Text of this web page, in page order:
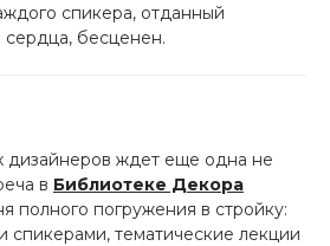
спикера, отданный
сердца, бесценен.
ждет еще одна не
в Библиотеке Декора
полного погружения в стройку:
тематические лекции